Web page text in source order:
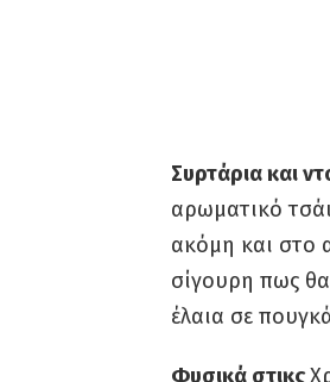
Συρτάρια και
αρωματικό
ακόμη και στο
σίγουρη πως θα
έλαια σε
Φυσικά στικς